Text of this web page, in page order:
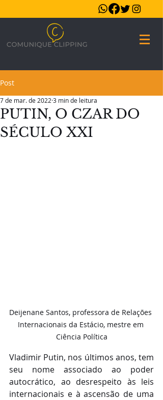
Post
PUTIN, O CZAR DO
SÉCULO XXI
7 de mar. de 2022 3 min de leitura
Deijenane Santos, professora de Relações
Internacionais da Estácio, mestre em
Ciência Política
Vladimir Putin, nos últimos anos, tem
seu nome associado ao poder
autocrático, ao desrespeito às leis
internacionais e à ascensão de uma